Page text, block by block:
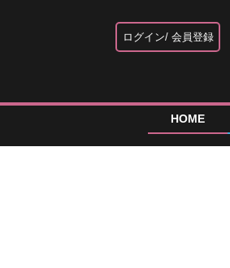
ログイン 会員登録
HOME